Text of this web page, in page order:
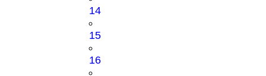
14
15
16